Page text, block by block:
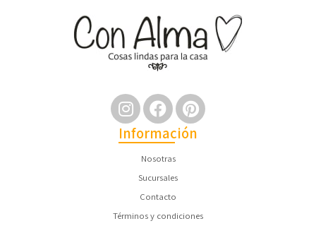
Información
Nosotras
Sucursales
Contacto
Términos y condiciones